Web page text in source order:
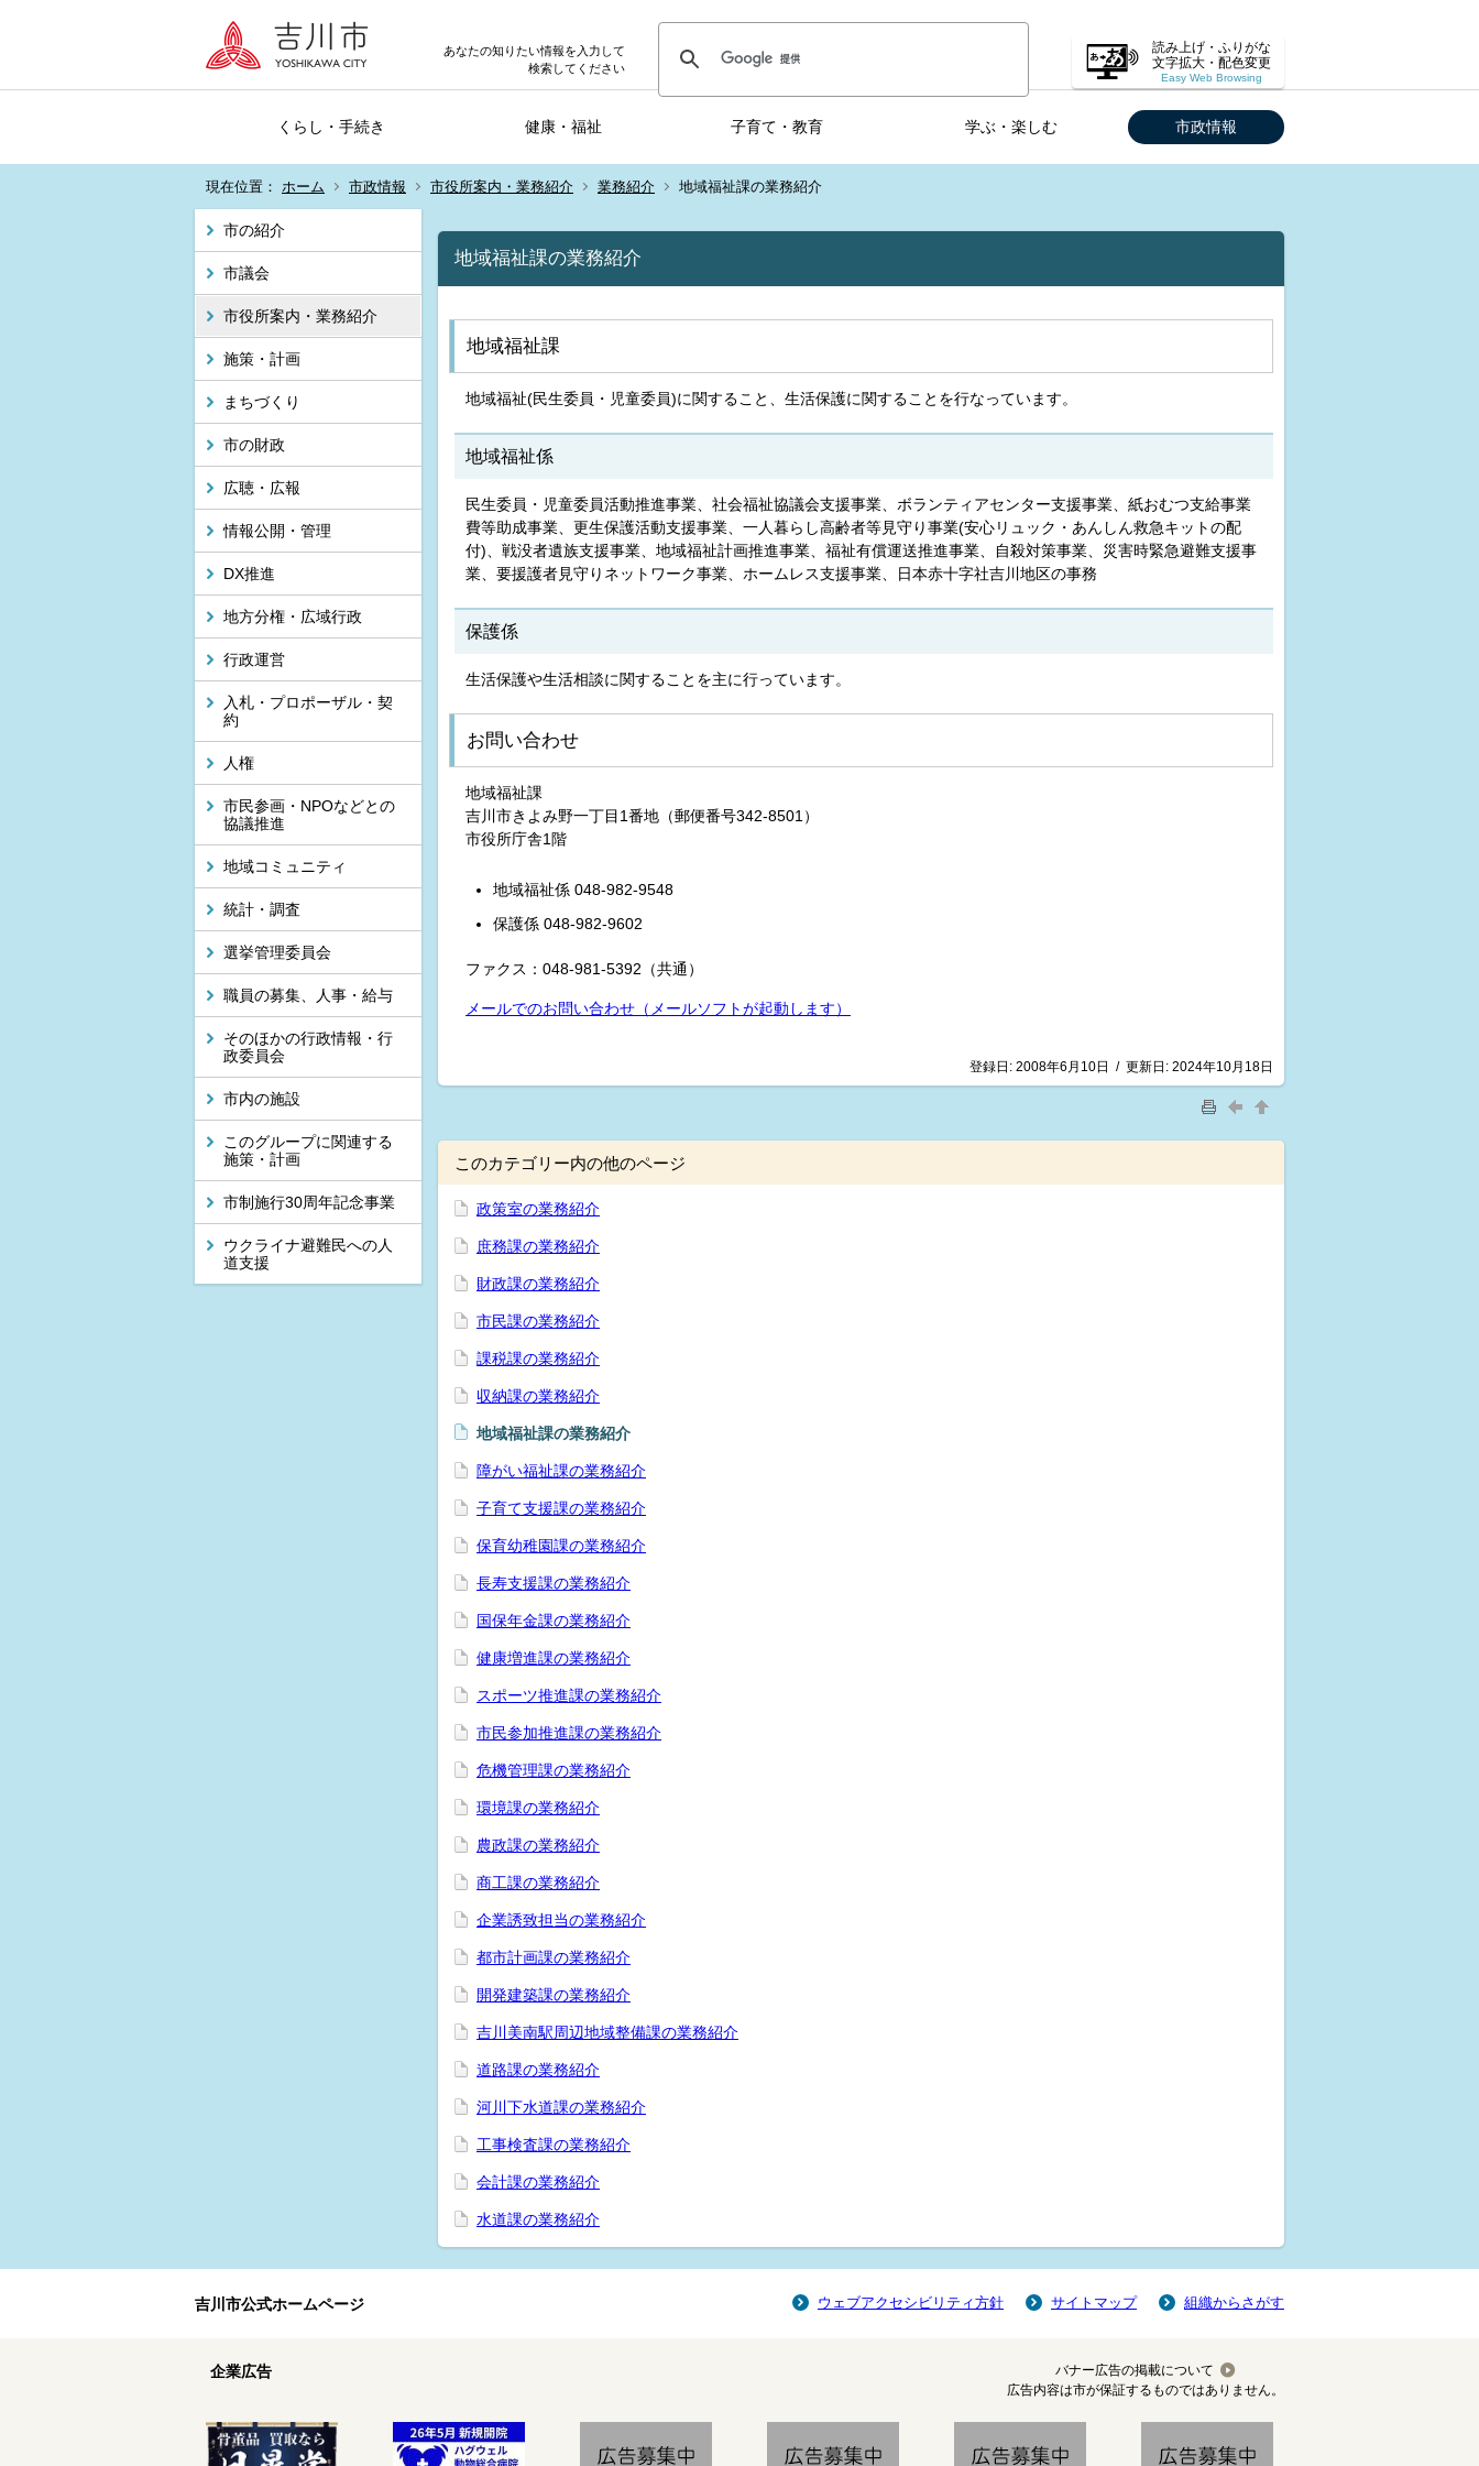
あなたの知りたい情報を入力して
検索してください
読み上げ・ふりがな
文字拡大・配色変更
Easy Web Browsing
くらし・手続き 健康・福祉 子育て・教育 学ぶ・楽しむ 市政情報
現在位置： ホーム 市政情報 市役所案内・業務紹介 業務紹介 地域福祉課の業務紹介
市の紹介
市議会
市役所案内・業務紹介
施策・計画
まちづくり
市の財政
広聴・広報
情報公開・管理
DX推進
地方分権・広域行政
行政運営
入札・プロポーザル・契
約
人権
市民参画・NPOなどとの
協議推進
地域コミュニティ
統計・調査
選挙管理委員会
職員の募集、人事・給与
そのほかの行政情報・行
政委員会
市内の施設
このグループに関連する
施策・計画
市制施行30周年記念事業
ウクライナ避難民への人
道支援
地域福祉課の業務紹介
地域福祉課
地域福祉(民生委員・児童委員)に関すること、生活保護に関することを行なっています。
地域福祉係
民生委員・児童委員活動推進事業、社会福祉協議会支援事業、ボランティアセンター支援事業、紙おむつ支給事業
費等助成事業、更生保護活動支援事業、一人暮らし高齢者等見守り事業(安心リュック・あんしん救急キットの配
付)、戦没者遺族支援事業、地域福祉計画推進事業、福祉有償運送推進事業、自殺対策事業、災害時緊急避難支援事
業、要援護者見守りネットワーク事業、ホームレス支援事業、日本赤十字社吉川地区の事務
保護係
生活保護や生活相談に関することを主に行っています。
お問い合わせ
地域福祉課
吉川市きよみ野一丁目1番地（郵便番号342-8501）
市役所庁舎1階
地域福祉係 048‐982‐9548
保護係 048‐982‐9602
ファクス：048-981-5392（共通）
メールでのお問い合わせ（メールソフトが起動します）
登録日: 2008年6月10日 / 更新日: 2024年10月18日
このカテゴリー内の他のページ
政策室の業務紹介
庶務課の業務紹介
財政課の業務紹介
市民課の業務紹介
課税課の業務紹介
収納課の業務紹介
地域福祉課の業務紹介
障がい福祉課の業務紹介
子育て支援課の業務紹介
保育幼稚園課の業務紹介
長寿支援課の業務紹介
国保年金課の業務紹介
健康増進課の業務紹介
スポーツ推進課の業務紹介
市民参加推進課の業務紹介
危機管理課の業務紹介
環境課の業務紹介
農政課の業務紹介
商工課の業務紹介
企業誘致担当の業務紹介
都市計画課の業務紹介
開発建築課の業務紹介
吉川美南駅周辺地域整備課の業務紹介
道路課の業務紹介
河川下水道課の業務紹介
工事検査課の業務紹介
会計課の業務紹介
水道課の業務紹介
吉川市公式ホームページ ウェブアクセシビリティ方針 サイトマップ 組織からさがす
企業広告
バナー広告の掲載について
広告内容は市が保証するものではありません。